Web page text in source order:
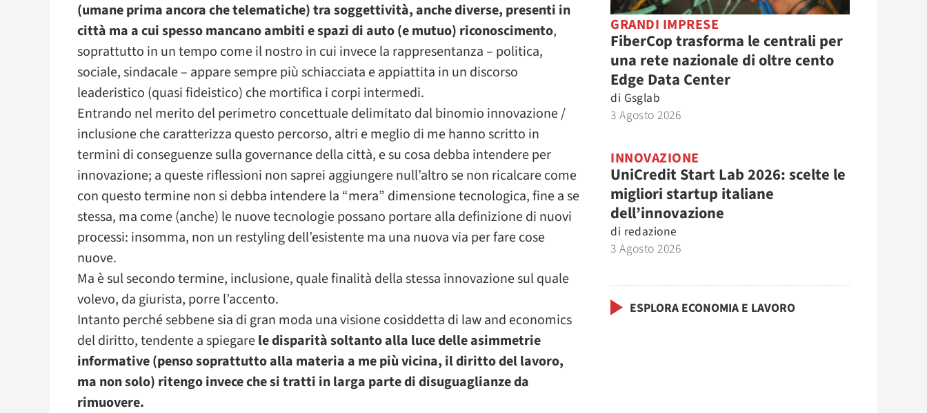
(umane prima ancora che telematiche) tra soggettività, anche diverse, presenti in
città ma a cui spesso mancano ambiti e spazi di auto (e mutuo) riconoscimento,
soprattutto in un tempo come il nostro in cui invece la rappresentanza – politica,
sociale, sindacale – appare sempre più schiacciata e appiattita in un discorso
leaderistico (quasi fideistico) che mortifica i corpi intermedi.
Entrando nel merito del perimetro concettuale delimitato dal binomio innovazione /
inclusione che caratterizza questo percorso, altri e meglio di me hanno scritto in
termini di conseguenze sulla governance della città, e su cosa debba intendere per
innovazione; a queste riflessioni non saprei aggiungere null’altro se non ricalcare come
con questo termine non si debba intendere la “mera” dimensione tecnologica, fine a se
stessa, ma come (anche) le nuove tecnologie possano portare alla definizione di nuovi
processi: insomma, non un restyling dell’esistente ma una nuova via per fare cose
nuove.
Ma è sul secondo termine, inclusione, quale finalità della stessa innovazione sul quale
volevo, da giurista, porre l’accento.
Intanto perché sebbene sia di gran moda una visione cosiddetta di law and economics
del diritto, tendente a spiegarele disparità soltanto alla luce delle asimmetrie
informative (penso soprattutto alla materia a me più vicina, il diritto del lavoro,
ma non solo) ritengo invece che si tratti in larga parte di disuguaglianze da
rimuovere.
GRANDI IMPRESE
FiberCop trasforma le centrali per
una rete nazionale di oltre cento
Edge Data Center
di Gsglab
3 Agosto 2026
INNOVAZIONE
UniCredit Start Lab 2026: scelte le
migliori startup italiane
dell’innovazione
di redazione
3 Agosto 2026
ESPLORA ECONOMIA E LAVORO